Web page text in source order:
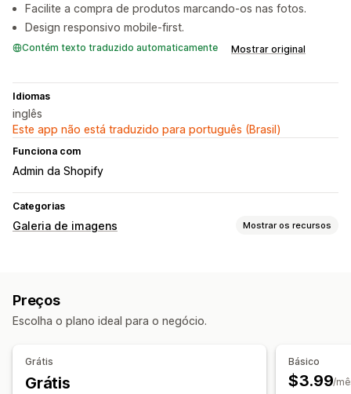
Facilite a compra de produtos marcando-os nas fotos.
Design responsivo mobile-first.
Contém texto traduzido automaticamente Mostrar original
Idiomas
inglês
Este app não está traduzido para português (Brasil)
Funciona com
Admin da Shopify
Categorias
Galeria de imagens Mostrar os recursos
Lookbook
Vídeo
CSS personalizado
Preços
Escolha o plano ideal para o negócio.
Grátis
Grátis
Básico
$3.99/